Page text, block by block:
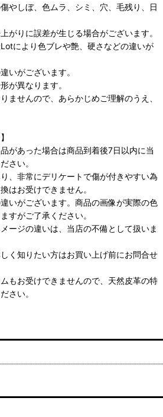
やしぼ、色ムラ、シミ、穴、毛残り、日
がりに誤差が生じる場合がございます。
により色ブレや艶、硬さなどの違いが
いがございます。
が異なります。
ませんので、あらかじめご理解のうえ、
があった場合は商品到着後7日以内に当
さい。
、非常にデリケートで傷が付きやすい為
はお受けできません。
いがございます。商品の画像が実際の色
すがご了承ください。
ージの違いは、当店の不備として扱いま
く知りたい方はお買い上げ前にお問合せ
もお受けできませんので、天然皮革の特
さい。